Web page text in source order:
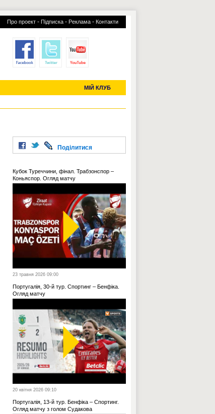
Про проект - Підписка - Реклама - Контакти
МІЙ КЛУБ
УСІ ТРАНСФЕРИ
Поділитися
Кубок Туреччини, фінал. Трабзонспор –
Коньяспор. Огляд матчу
23 травня 2026 09:00
Португалія, 30-й тур. Спортинг – Бенфіка.
Огляд матчу
20 квітня 2026 09:10
Португалія, 13-й тур. Бенфіка – Спортинг.
Огляд матчу з голом Судакова